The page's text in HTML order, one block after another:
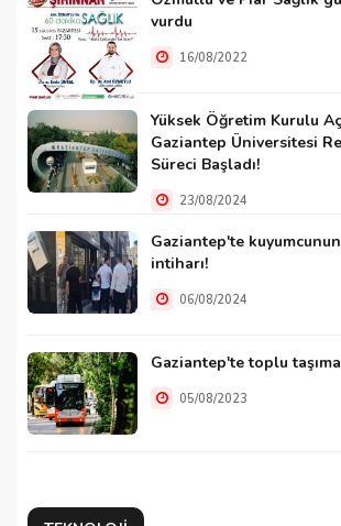
vurdu
16/08/2022
Yüksek Öğretim Kurulu
Gaziantep Üniversitesi
Süreci Başladı!
23/08/2024
Gaziantep'te
intiharı!
06/08/2024
Gaziantep'te toplu
05/08/2023